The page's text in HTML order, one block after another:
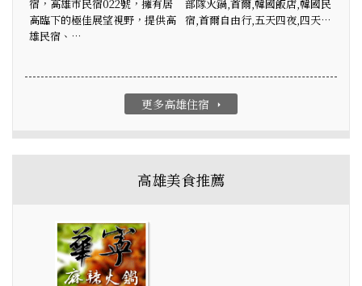
宿，高雄市民宿022號，擁有居
高臨下的極佳展望視野，提供高
雄民宿、…
部隊火鍋,首爾,韓國飯店,韓國民
宿,首爾自由行,五天四夜,四天…
更多高雄住宿 arrow_right
高雄美食推薦